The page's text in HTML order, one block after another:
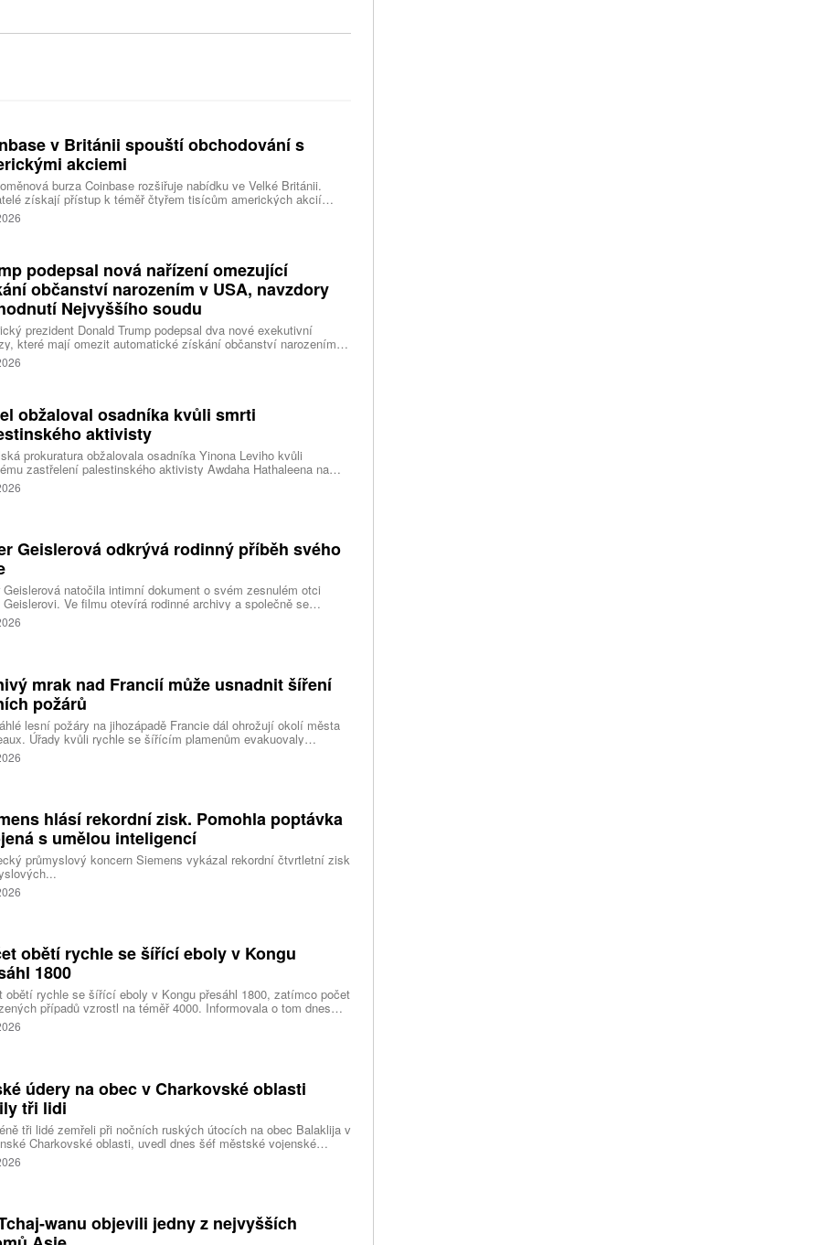
v Británii spouští obchodování s
akciemi
burza Coinbase rozšiřuje nabídku ve Velké Británii.
získají přístup k téměř čtyřem tisícům amerických akcií
v aplikaci, ve které spravují kryptoměny a běžné peníze.
podepsal nová nařízení omezující
občanství narozením v USA, navzdory
Nejvyššího soudu
prezident Donald Trump podepsal dva nové exekutivní
které mají omezit automatické získání občanství narozením
Spojených států. Přichází s nimi jen několik týdnů poté, co
soud odmítl jeho předchozí pokus.
obžaloval osadníka kvůli smrti
aktivisty
prokuratura obžalovala osadníka Yinona Leviho kvůli
zastřelení palestinského aktivisty Awdaha Hathaleena na
Západním břehu Jordánu. Levi vinu odmítá a tvrdí, že
v sebeobraně.
Geislerová odkrývá rodinný příběh svého
Geislerová natočila intimní dokument o svém zesnulém otci
Geislerovi. Ve filmu otevírá rodinné archivy a společně se
Aňou skládá portrét talentovaného muže, který měl v sobě
i temnější stránku.
mrak nad Francií může usnadnit šíření
požárů
lesní požáry na jihozápadě Francie dál ohrožují okolí města
Úřady kvůli rychle se šířícím plamenům evakuovaly
lidí a nevylučují ani další rozšiřování bezpečnostních
Hasiči zároveň čelí neobvyklému jevu, který podle nich
hlásí rekordní zisk. Pomohla poptávka
s umělou inteligencí
průmyslový koncern Siemens vykázal rekordní čtvrtletní zisk
obětí rychle se šířící eboly v Kongu
1800
obětí rychle se šířící eboly v Kongu přesáhl 1800, zatímco počet
případů vzrostl na téměř 4000. Informovala o tom dnes
Reuters s odkazem na konžské úřady.
údery na obec v Charkovské oblasti
tři lidi
tři lidé zemřeli při nočních ruských útocích na obec Balaklija v
Charkovské oblasti, uvedl dnes šéf městské vojenské
Vitalij Karabanov. Ukrajinské letectvo ráno oznámilo, že Rusko
útočilo na Ukrajinu čtyřmi střelami a 101 bezpilotními letouny,
wanu objevili jedny z nejvyšších